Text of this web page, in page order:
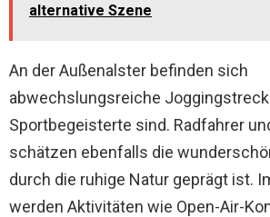
alternative Szene
An der Außenalster befinden sich
abwechslungsreiche
Sportbegeisterte sind. Radfahrer
schätzen ebenfalls die
durch die ruhige Natur geprägt ist.
werden Aktivitäten wie Open-Air-